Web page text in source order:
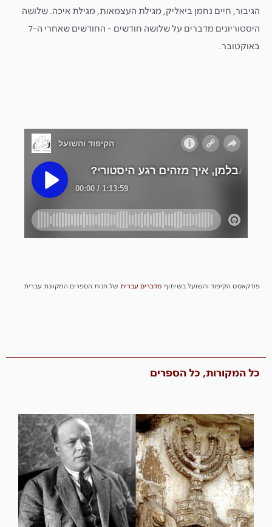
הגיבור, חיים נחמן ביאליק, מגילת העצמאות, מגילת איכה. שלושה
היסטוריונים מדברים על שלושה חודשים - החודשים שאחרי ה-7
באוקטובר.
פודקאסט הקיפוד והשועל בשיתוף מדברים עברית של חנות הספרים המקוונת עברית
כל המקורות, כל הספרים​